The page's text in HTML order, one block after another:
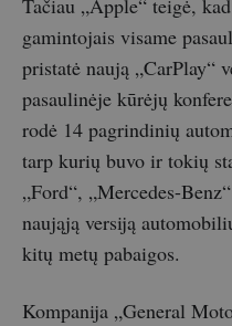
Tačiau „Apple“ teigė,
gamintojais visame
pristatė naują „CarPlay“
pasaulinėje kūrėjų
rodė 14 pagrindinių
tarp kurių buvo ir tokių
„Ford“, „Mercedes-
naująją versiją
kitų metų pabaigos.
Kompanija „General